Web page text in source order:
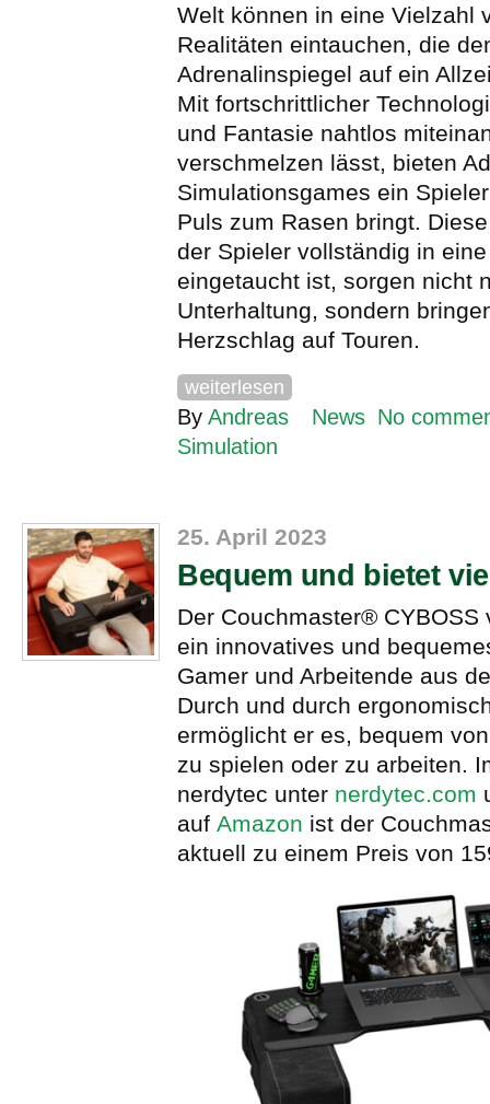
Welt können in eine Vielzahl
Realitäten eintauchen, die
Adrenalinspiegel auf ein
Mit fortschrittlicher
und Fantasie nahtlos
verschmelzen lässt, bieten
Simulationsgames ein
Puls zum Rasen bringt.
der Spieler vollständig in
eingetaucht ist, sorgen nicht
Unterhaltung, sondern
Herzschlag auf Touren.
weiterlesen
By Andreas News No
Simulation
25. April 2023
Bequem und bietet
Der Couchmaster® CYBOSS
ein innovatives und
Gamer und Arbeitende aus
Durch und durch
ermöglicht er es, bequem
zu spielen oder zu arbeiten.
nerdytec unter nerdytec.com
auf Amazon ist der
aktuell zu einem Preis von